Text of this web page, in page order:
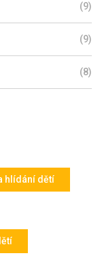
(9)
(9)
(8)
hlídání dětí